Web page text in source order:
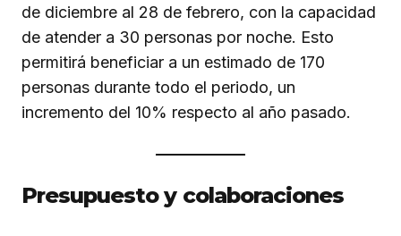
de diciembre al 28 de febrero, con la capacidad
de atender a 30 personas por noche. Esto
permitirá beneficiar a un estimado de 170
personas durante todo el periodo, un
incremento del 10% respecto al año pasado.
Presupuesto y colaboraciones